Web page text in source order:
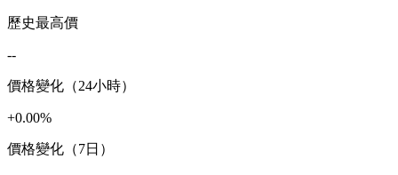
歷史最高價
--
價格變化（24小時）
+0.00%
價格變化（7日）